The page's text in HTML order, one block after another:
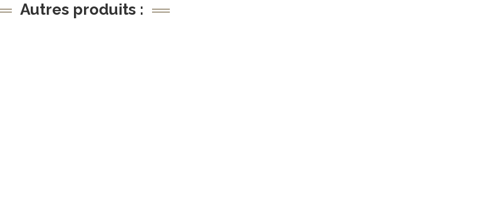
Autres produits :